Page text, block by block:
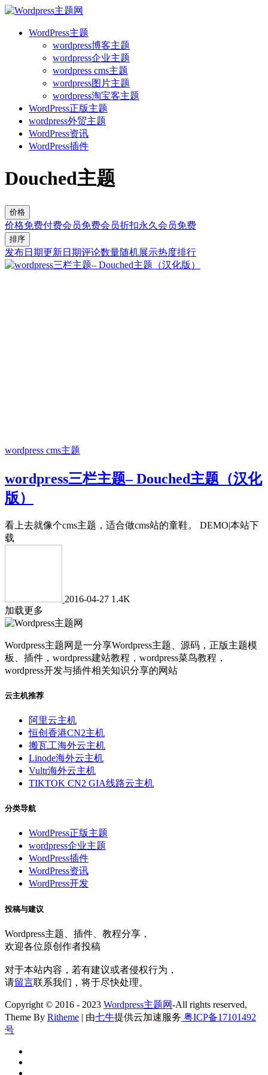
WordPress主题
wordpress博客主题
wordpress企业主题
wordpress cms主题
wordpress图片主题
wordpress淘宝客主题
WordPress正版主题
wordpress外贸主题
WordPress资讯
WordPress插件
Douched主题
价格
价格免费付费会员免费会员折扣永久会员免费
排序
发布日期更新日期评论数量随机展示热度排行
wordpress cms主题
wordpress三栏主题– Douched主题（汉化
版）
看上去就像个cms主题，适合做cms站的童鞋。 DEMO|本站下
载
2016-04-27 1.4K
加载更多
Wordpress主题网是一分享Wordpress主题、源码，正版主题模
板、插件，wordpress建站教程，wordpress菜鸟教程，
wordpress开发与插件相关知识分享的网站
云主机推荐
阿里云主机
恒创香港CN2主机
搬瓦工海外云主机
Linode海外云主机
Vultr海外云主机
TIKTOK CN2 GIA线路云主机
分类导航
WordPress正版主题
wordpress企业主题
WordPress插件
WordPress资讯
WordPress开发
投稿与建议
Wordpress主题、插件、教程分享，
欢迎各位原创作者投稿
对于本站内容，若有建议或者侵权行为，
请留言联系我们，将于尽快处理。
Copyright © 2016 - 2023 Wordpress主题网-All rights reserved,
Theme By Ritheme | 由七牛提供云加速服务 粤ICP备17101492
号